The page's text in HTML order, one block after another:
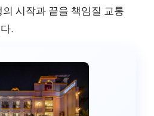
시작과 끝을 책임질 교통
.